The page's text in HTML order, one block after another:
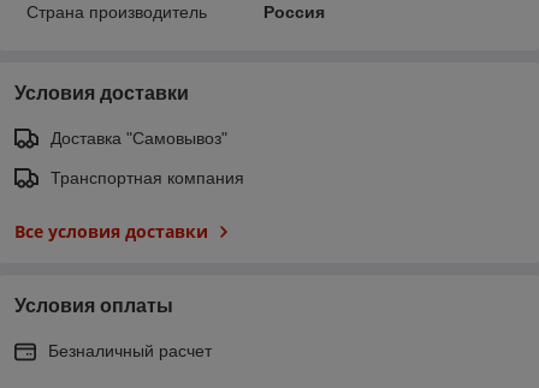
Страна производитель Россия
Условия доставки
Доставка "Самовывоз"
Транспортная компания
Все условия доставки
Условия оплаты
Безналичный расчет